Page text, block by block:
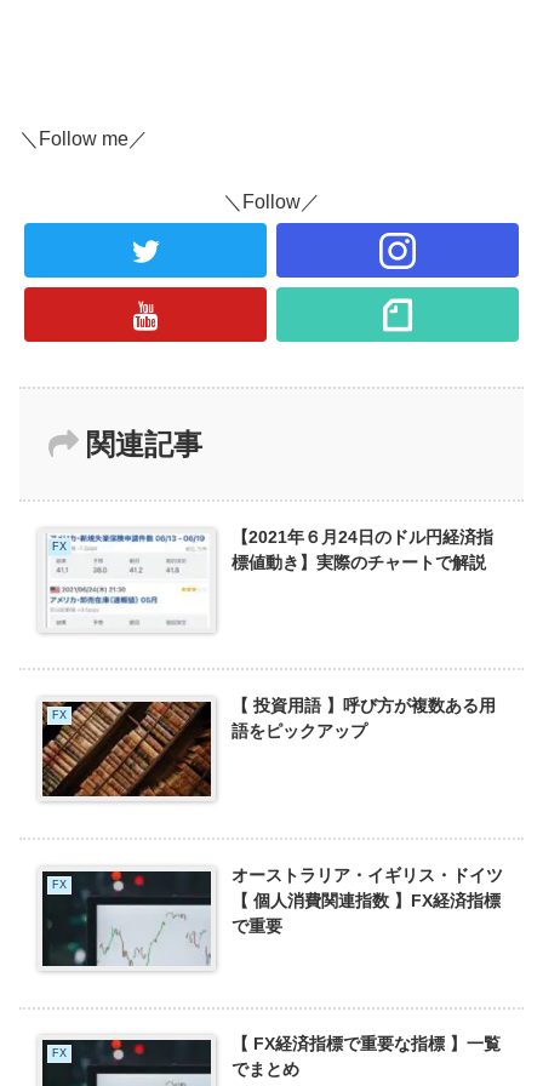
＼Follow me／
＼Follow／
関連記事
FX
【2021年６月24日のドル円経済指
標値動き】実際のチャートで解説
FX
【 投資用語 】呼び方が複数ある用
語をピックアップ
FX
オーストラリア・イギリス・ドイツ
【 個人消費関連指数 】FX経済指標
で重要
FX
【 FX経済指標で重要な指標 】一覧
でまとめ